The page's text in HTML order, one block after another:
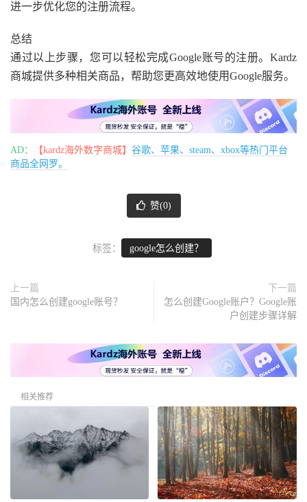
进一步优化您的注册流程。
总结
通过以上步骤，您可以轻松完成Google账号的注册。Kardz
商城提供多种相关商品，帮助您更高效地使用Google服务。
AD： 【kardz海外数字商城】 谷歌、苹果、steam、xbox等热门平台
商品全网罗。
赞(0)
标签： google怎么创建？
上一篇
国内怎么创建google账号？
下一篇
怎么创建Google账户？Google账
户创建步骤详解
相关推荐